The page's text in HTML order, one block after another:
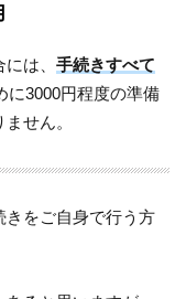
には、手続きすべて
に3000円程度の準備
せん。
きをご自身で行う方